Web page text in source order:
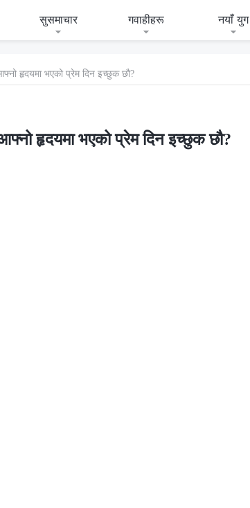
सुसमाचार गवाहीहरू नयाँ युग
हृदयमा भएको प्रेम दिन इच्छुक छौ?
हृदयमा भएको प्रेम दिन इच्छुक छौ?